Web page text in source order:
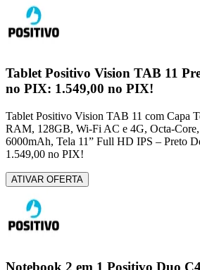
Tablet Positivo Vision TAB 11
no PIX: 1.549,00 no PIX!
Tablet Positivo Vision TAB 11 com Capa
RAM, 128GB, Wi-Fi AC e 4G, Octa-
6000mAh, Tela 11” Full HD IPS – Preto
1.549,00 no PIX!
ATIVAR OFERTA
Notebook 2 em 1 Positivo Duo